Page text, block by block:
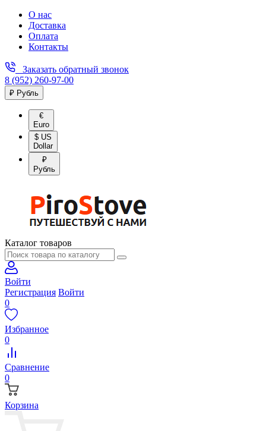
О нас
Доставка
Оплата
Контакты
Заказать обратный звонок
8 (952) 260-97-00
₽ Рубль
€
Euro
$ US
Dollar
₽
Рубль
Каталог товаров
Войти
Регистрация Войти
0
Избранное
0
Сравнение
0
Корзина